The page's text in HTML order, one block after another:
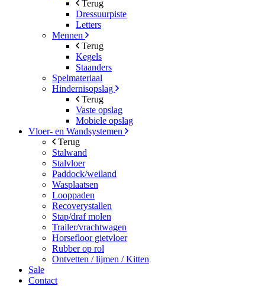
Terug
Dressuurpiste
Letters
Mennen
Terug
Kegels
Staanders
Spelmateriaal
Hindernisopslag
Terug
Vaste opslag
Mobiele opslag
Vloer- en Wandsystemen
Terug
Stalwand
Stalvloer
Paddock/weiland
Wasplaatsen
Looppaden
Recoverystallen
Stap/draf molen
Trailer/vrachtwagen
Horsefloor gietvloer
Rubber op rol
Ontvetten / lijmen / Kitten
Sale
Contact